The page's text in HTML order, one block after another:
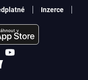
Inzerce